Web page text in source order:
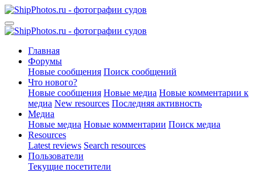
Главная
Форумы
Новые сообщения Поиск сообщений
Что нового?
Новые сообщения Новые медиа Новые комментарии к
медиа New resources Последняя активность
Медиа
Новые медиа Новые комментарии Поиск медиа
Resources
Latest reviews Search resources
Пользователи
Текущие посетители